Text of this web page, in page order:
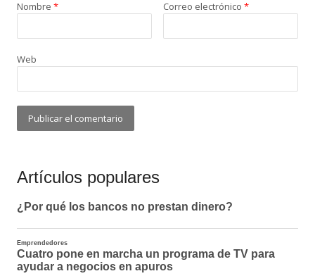
Nombre * Correo electrónico *
Web
Artículos populares